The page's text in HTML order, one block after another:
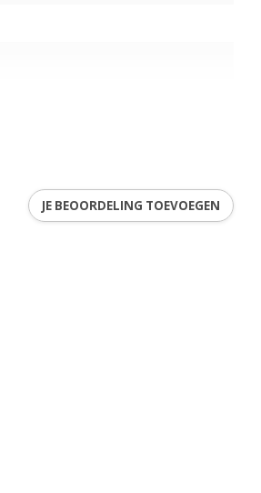
JE BEOORDELING TOEVOEGEN